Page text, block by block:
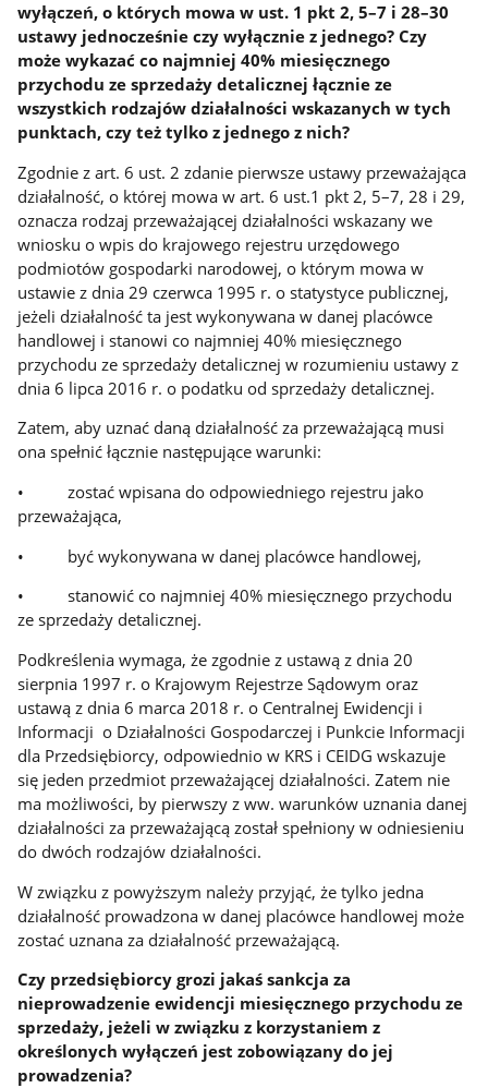
wyłączeń, o których mowa w ust. 1 pkt 2, 5–7 i 28–30
ustawy jednocześnie czy wyłącznie z jednego? Czy
może wykazać co najmniej 40% miesięcznego
przychodu ze sprzedaży detalicznej łącznie ze
wszystkich rodzajów działalności wskazanych w tych
punktach, czy też tylko z jednego z nich?
Zgodnie z art. 6 ust. 2 zdanie pierwsze ustawy przeważająca
działalność, o której mowa w art. 6 ust.1 pkt 2, 5–7, 28 i 29,
oznacza rodzaj przeważającej działalności wskazany we
wniosku o wpis do krajowego rejestru urzędowego
podmiotów gospodarki narodowej, o którym mowa w
ustawie z dnia 29 czerwca 1995 r. o statystyce publicznej,
jeżeli działalność ta jest wykonywana w danej placówce
handlowej i stanowi co najmniej 40% miesięcznego
przychodu ze sprzedaży detalicznej w rozumieniu ustawy z
dnia 6 lipca 2016 r. o podatku od sprzedaży detalicznej.
Zatem, aby uznać daną działalność za przeważającą musi
ona spełnić łącznie następujące warunki:
• zostać wpisana do odpowiedniego rejestru jako
przeważająca,
• być wykonywana w danej placówce handlowej,
• stanowić co najmniej 40% miesięcznego przychodu
ze sprzedaży detalicznej.
Podkreślenia wymaga, że zgodnie z ustawą z dnia 20
sierpnia 1997 r. o Krajowym Rejestrze Sądowym oraz
ustawą z dnia 6 marca 2018 r. o Centralnej Ewidencji i
Informacji o Działalności Gospodarczej i Punkcie Informacji
dla Przedsiębiorcy, odpowiednio w KRS i CEIDG wskazuje
się jeden przedmiot przeważającej działalności. Zatem nie
ma możliwości, by pierwszy z ww. warunków uznania danej
działalności za przeważającą został spełniony w odniesieniu
do dwóch rodzajów działalności.
W związku z powyższym należy przyjąć, że tylko jedna
działalność prowadzona w danej placówce handlowej może
zostać uznana za działalność przeważającą.
Czy przedsiębiorcy grozi jakaś sankcja za
nieprowadzenie ewidencji miesięcznego przychodu ze
sprzedaży, jeżeli w związku z korzystaniem z
określonych wyłączeń jest zobowiązany do jej
prowadzenia?